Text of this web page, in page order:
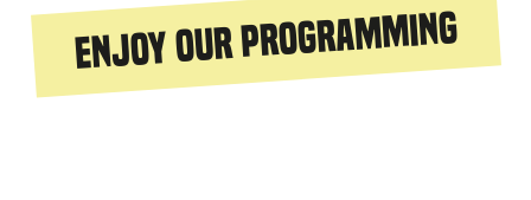
Enjoy our programming